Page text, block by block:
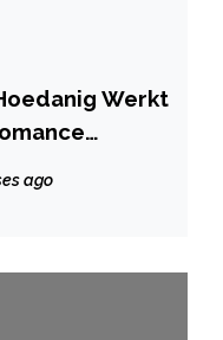
Werkt
gratis
ago